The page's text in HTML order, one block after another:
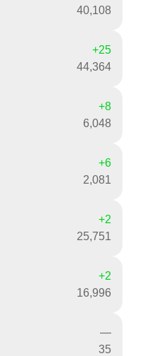
40,108
+25
44,364
+8
6,048
+6
2,081
+2
25,751
+2
16,996
—
35